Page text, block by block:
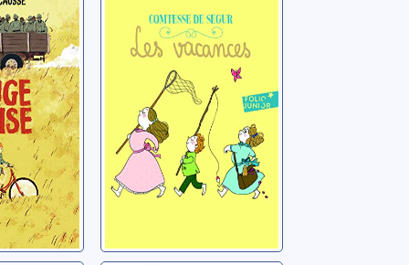
Ségur, Sophie de